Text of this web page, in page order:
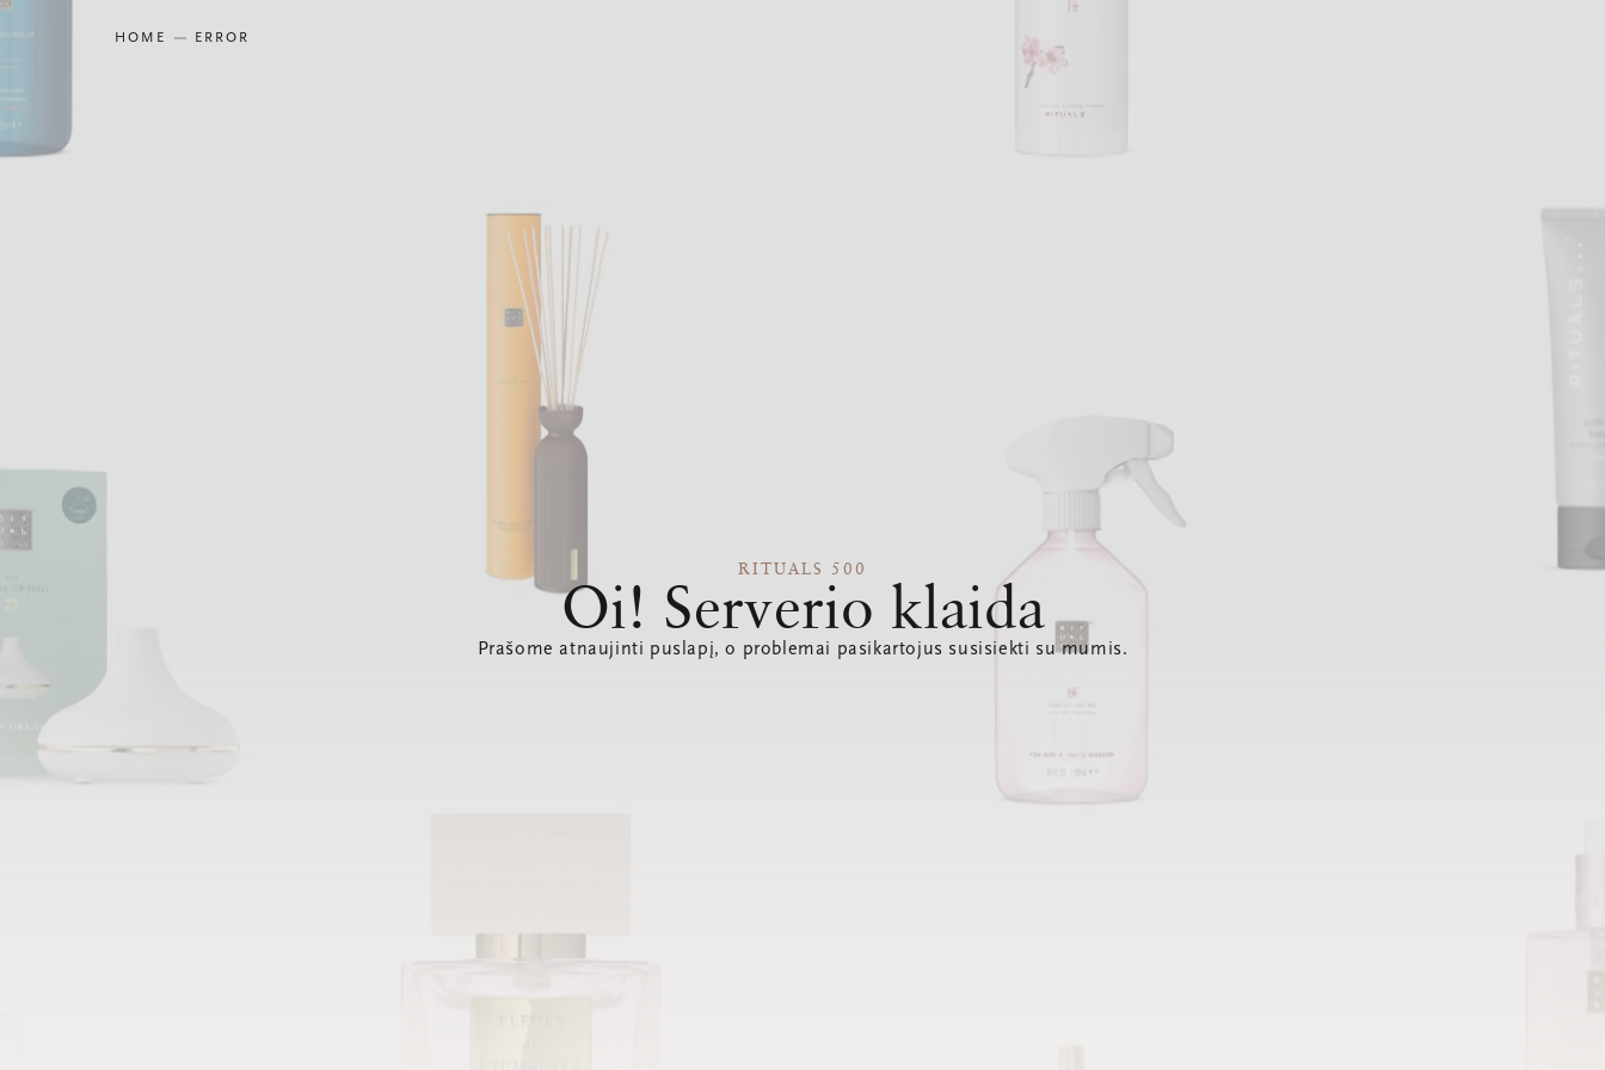
HOME ERROR
RITUALS 500
Oi! Serverio klaida
Prašome atnaujinti puslapį, o problemai pasikartojus susisiekti su mumis.